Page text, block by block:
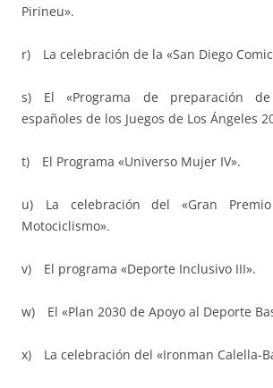
Pirineu».
r) La celebración de la «San Diego
s) El «Programa de preparación
españoles de los Juegos de Los Ángeles
t) El Programa «Universo Mujer IV».
u) La celebración del «Gran
Motociclismo».
v) El programa «Deporte Inclusivo III».
w) El «Plan 2030 de Apoyo al Deporte
x) La celebración del «Ironman Calella-